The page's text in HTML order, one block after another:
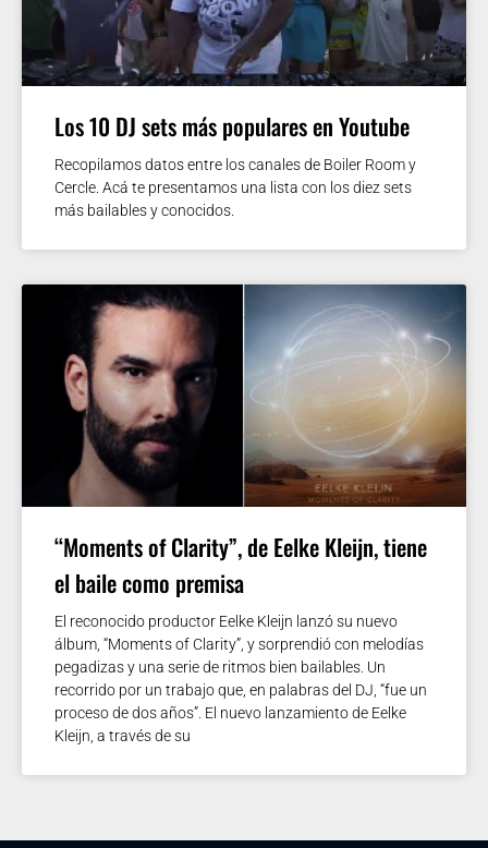
Los 10 DJ sets más populares en Youtube
Recopilamos datos entre los canales de Boiler Room y
Cercle. Acá te presentamos una lista con los diez sets
más bailables y conocidos.
“Moments of Clarity”, de Eelke Kleijn, tiene
el baile como premisa
El reconocido productor Eelke Kleijn lanzó su nuevo
álbum, “Moments of Clarity”, y sorprendió con melodías
pegadizas y una serie de ritmos bien bailables. Un
recorrido por un trabajo que, en palabras del DJ, “fue un
proceso de dos años”. El nuevo lanzamiento de Eelke
Kleijn, a través de su